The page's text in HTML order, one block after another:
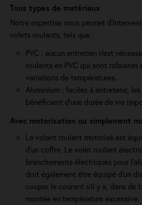
Tous types de matériaux
Notre expertise nous permet
volets roulants, tels que :
PVC : aucun entretien n'est
roulants en PVC qui sont robustes
variations de températures.
Aluminium : faciles à entretenir,
bénéficient d'une durée de vie
Avec motorisation ou simplement
Le volant roulant motorisé est
d’un coffre. Le volet roulant
branchements électriques pour
doit également être équipé d'un
couper le courant s'il y a, dans de
montée en température excessive.